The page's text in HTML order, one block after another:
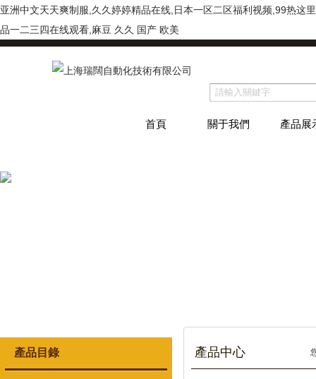
亚洲中文天天爽制服,久久婷婷精品在线,日本一区二区福利视频,99热这
品一二三四在线观看,麻豆 久久 国产 欧美
首頁 關于我們 產品展
產品目錄 產品中心